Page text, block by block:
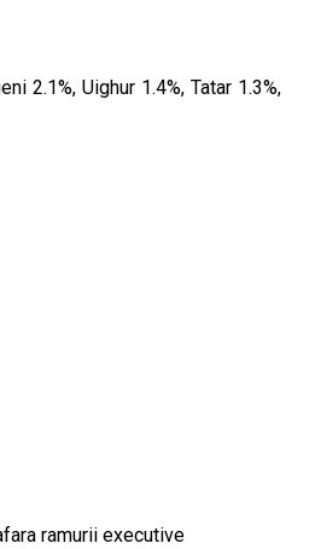
2.1%, Uighur 1.4%, Tatar 1.3%,
ramurii executive